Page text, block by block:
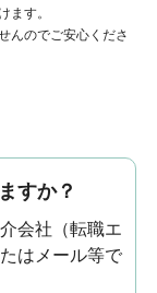
ます。
んのでご安心くださ
すか？
会社（転職エ
はメール等で